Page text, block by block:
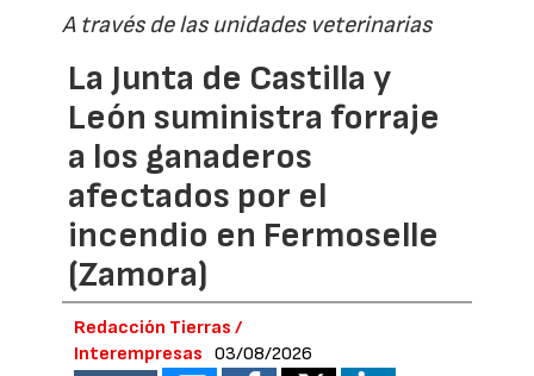
A través de las unidades veterinarias
La Junta de Castilla y
León suministra forraje
a los ganaderos
afectados por el
incendio en Fermoselle
(Zamora)
Redacción Tierras /
Interempresas
03/08/2026